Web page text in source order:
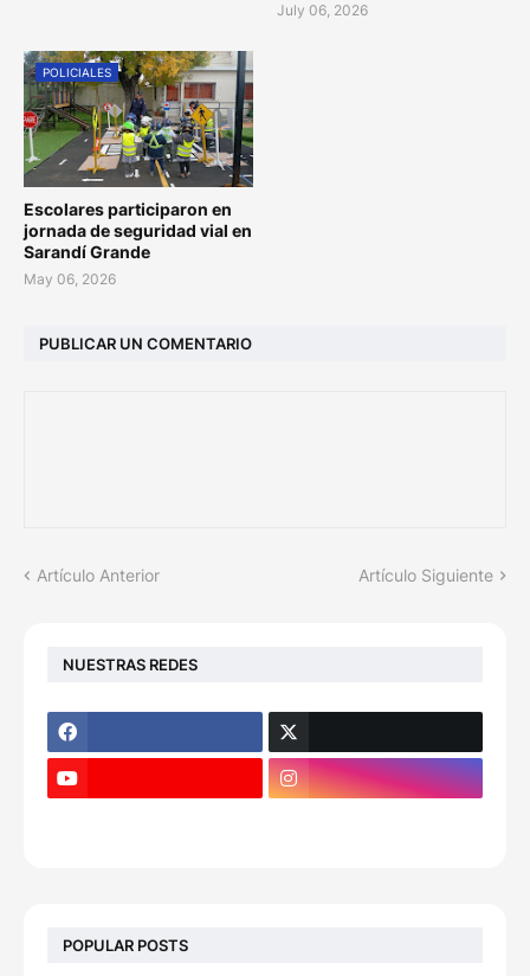
July 06, 2026
POLICIALES
Escolares participaron en
jornada de seguridad vial en
Sarandí Grande
May 06, 2026
PUBLICAR UN COMENTARIO
Artículo Anterior Artículo Siguiente
NUESTRAS REDES
POPULAR POSTS